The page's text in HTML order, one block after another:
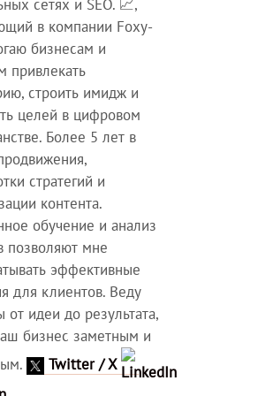
сетях и SEO. 📈,
в компании Foxy-
бизнесам и
привлекать
строить имидж и
целей в цифровом
Более 5 лет в
стратегий и
контента.
обучение и анализ
позволяют мне
эффективные
для клиентов. Веду
от идеи до результата,
бизнес заметным и
Twitter / X